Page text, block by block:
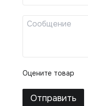
Оцените товар
Отправить